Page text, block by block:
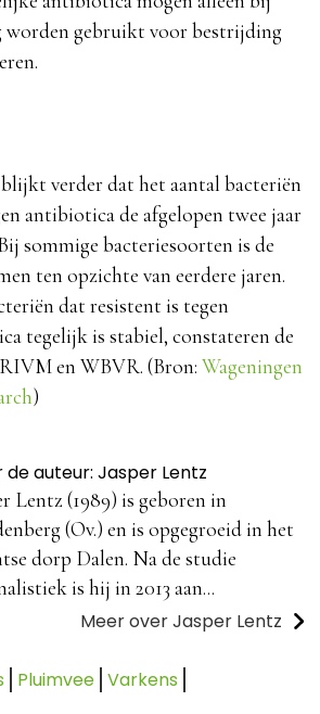
worden gebruikt voor bestrijding
verder dat het aantal bacteriën
antibiotica de afgelopen twee jaar
sommige bacteriesoorten is de
ten opzichte van eerdere jaren.
dat resistent is tegen
tegelijk is stabiel, constateren de
en WBVR. (Bron: Wageningen
)
de auteur: Jasper Lentz
Lentz (1989) is geboren in
(Ov.) en is opgegroeid in het
dorp Dalen. Na de studie
is hij in 2013 aan...
Meer over Jasper Lentz
Pluimvee Varkens